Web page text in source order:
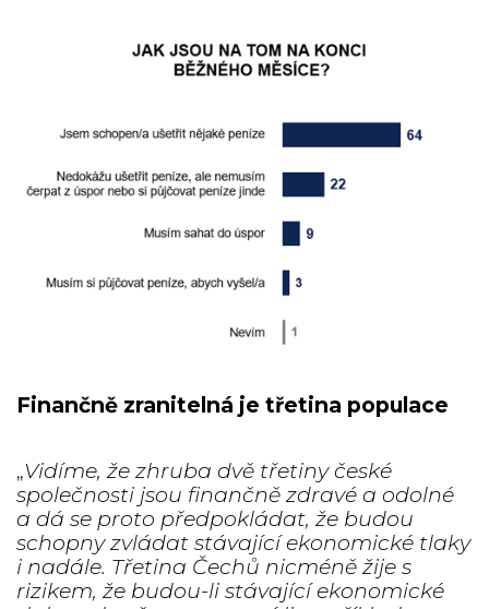
Finančně zranitelná je třetina populace
„Vidíme, že zhruba dvě třetiny české
společnosti jsou finančně zdravé a odolné
a dá se proto předpokládat, že budou
schopny zvládat stávající ekonomické tlaky
i nadále. Třetina Čechů nicméně žije s
rizikem, že budou-li stávající ekonomické